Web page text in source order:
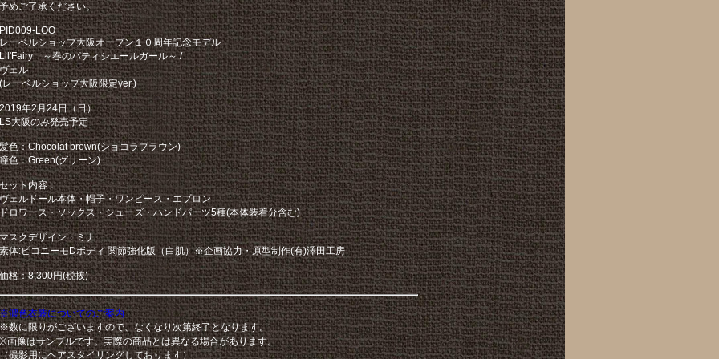
予めご了承ください。
PID009-LOO
レーベルショップ大阪オープン１０周年記念モデル
Lil'Fairy ～春のパティシエールガール～ /
ヴェル
(レーベルショップ大阪限定ver.)
2019年2月24日（日）
LS大阪のみ発売予定
髪色：Chocolat brown(ショコラブラウン)
瞳色：Green(グリーン)
セット内容：
ヴェルドール本体・帽子・ワンピース・エプロン
ドロワース・ソックス・シューズ・ハンドパーツ5種(本体装着分含む)
マスクデザイン：ミナ
素体:ピコニーモDボディ 関節強化版（白肌）※企画協力・原型制作(有)澤田工房
価格：8,300円(税抜)
※濃色衣装についてのご案内
※数に限りがございますので、なくなり次第終了となります。
※画像はサンプルです。実際の商品とは異なる場合があります。
（撮影用にヘアスタイリングしております）